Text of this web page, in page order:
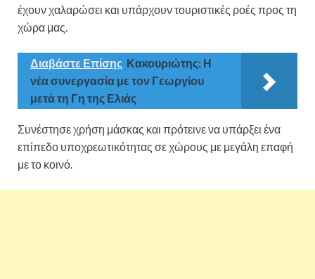
έχουν χαλαρώσει και υπάρχουν τουριστικές ροές προς τη
χώρα μας.
Διαβάστε Επίσης Κακουριώτης: Η
νέα συνεργασία με τον Γεωργίου
μετά τη Γη της Ελιάς
Συνέστησε χρήση μάσκας και πρότεινε να υπάρξει ένα
επίπεδο υποχρεωτικότητας σε χώρους με μεγάλη επαφή
με το κοινό.